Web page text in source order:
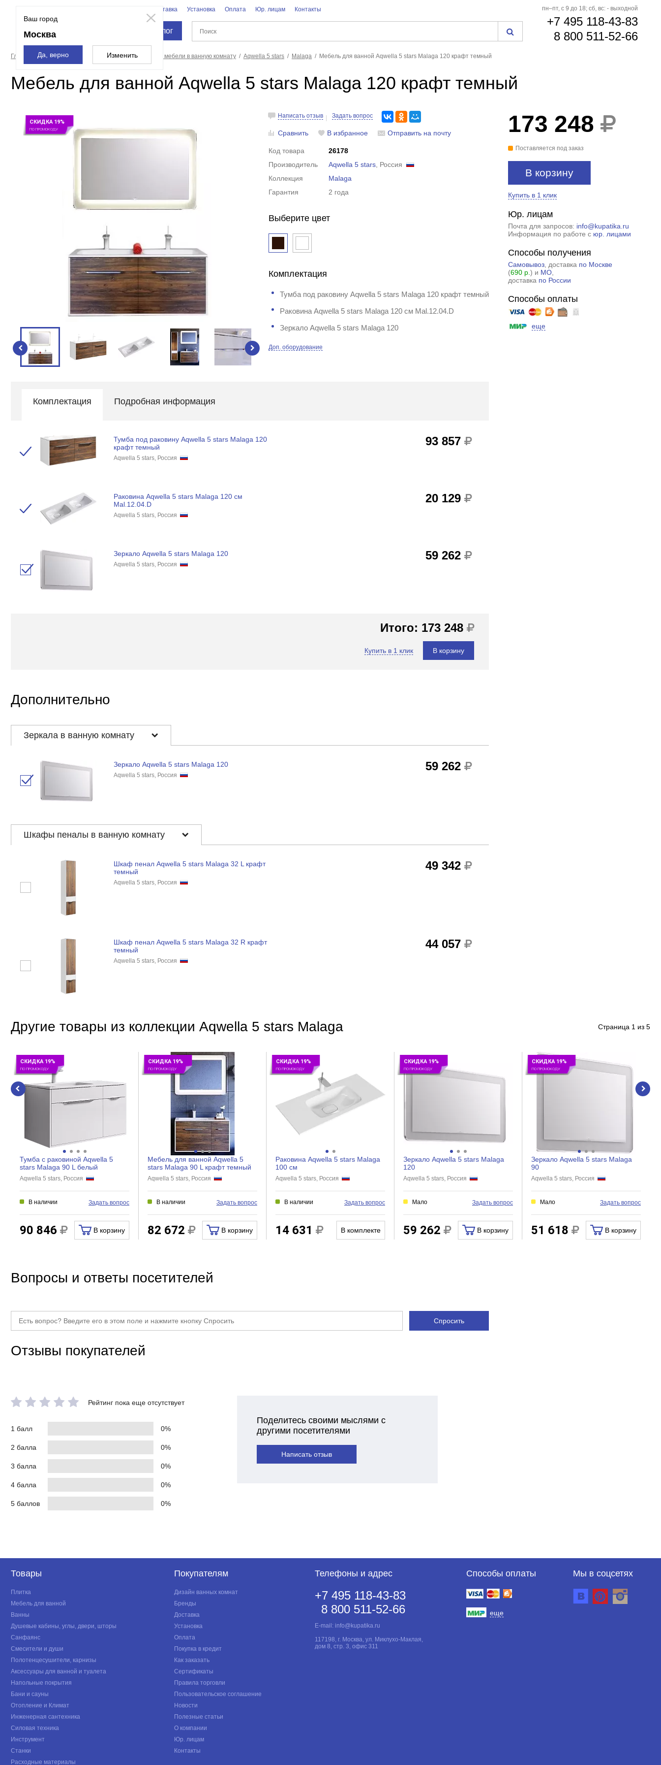
Ваш город
Москва
Да, верно Изменить
Доставка Установка Оплата Юр. лицам Контакты
Каталог
пн–пт, с 9 до 18; сб, вс: - выходной
+7 495 118-43-83
8 800 511-52-66
Главная страница Мебель для ванной Комплекты мебели в ванную комнату Aqwella 5 stars Malaga Мебель для ванной Aqwella 5 stars Malaga 120 крафт темный
Мебель для ванной Aqwella 5 stars Malaga 120 крафт темный
СКИДКА 19%
ПО ПРОМОКОДУ
Написать отзыв Задать вопрос
Сравнить В избранное Отправить на почту
Код товара
26178
Производитель
Aqwella 5 stars , Россия
Коллекция
Malaga
Гарантия
2 года
Выберите цвет
Комплектация
Тумба под раковину Aqwella 5 stars Malaga 120 крафт темный
Раковина Aqwella 5 stars Malaga 120 см Mal.12.04.D
Зеркало Aqwella 5 stars Malaga 120
Доп. оборудование
173 248
Поставляется под заказ
В корзину
Купить в 1 клик
Юр. лицам
Почта для запросов: info@kupatika.ru
Информация по работе с юр. лицами
Способы получения
Самовывоз, доставка по Москве
(690 р. ) и МО,
доставка по России
Способы оплаты
еще
Комплектация Подробная информация
Тумба под раковину Aqwella 5 stars Malaga 120
крафт темный
Aqwella 5 stars, Россия
93 857
Раковина Aqwella 5 stars Malaga 120 см
Mal.12.04.D
Aqwella 5 stars, Россия
20 129
Зеркало Aqwella 5 stars Malaga 120
Aqwella 5 stars, Россия
59 262
Итого: 173 248
Купить в 1 клик В корзину
Дополнительно
Зеркала в ванную комнату
Зеркало Aqwella 5 stars Malaga 120
Aqwella 5 stars, Россия
59 262
Шкафы пеналы в ванную комнату
Шкаф пенал Aqwella 5 stars Malaga 32 L крафт
темный
Aqwella 5 stars, Россия
49 342
Шкаф пенал Aqwella 5 stars Malaga 32 R крафт
темный
Aqwella 5 stars, Россия
44 057
Другие товары из коллекции Aqwella 5 stars Malaga Страница 1 из 5
СКИДКА 19%
ПО ПРОМОКОДУ
Тумба с раковиной Aqwella 5
stars Malaga 90 L белый
Aqwella 5 stars, Россия
В наличии Задать вопрос
90 846 В корзину
СКИДКА 19%
ПО ПРОМОКОДУ
Мебель для ванной Aqwella 5
stars Malaga 90 L крафт темный
Aqwella 5 stars, Россия
В наличии Задать вопрос
82 672 В корзину
СКИДКА 19%
ПО ПРОМОКОДУ
Раковина Aqwella 5 stars Malaga
100 см
Aqwella 5 stars, Россия
В наличии Задать вопрос
14 631 В комплекте
СКИДКА 19%
ПО ПРОМОКОДУ
Зеркало Aqwella 5 stars Malaga
120
Aqwella 5 stars, Россия
Мало Задать вопрос
59 262 В корзину
СКИДКА 19%
ПО ПРОМОКОДУ
Зеркало Aqwella 5 stars Malaga
90
Aqwella 5 stars, Россия
Мало Задать вопрос
51 618 В корзину
Вопросы и ответы посетителей
Спросить
Отзывы покупателей
Рейтинг пока еще отсутствует
1 балл 0%
2 балла 0%
3 балла 0%
4 балла 0%
5 баллов 0%
Поделитесь своими мыслями с
другими посетителями
Написать отзыв
Товары
Плитка
Мебель для ванной
Ванны
Душевые кабины, углы, двери, шторы
Санфаянс
Смесители и души
Полотенцесушители, карнизы
Аксессуары для ванной и туалета
Напольные покрытия
Бани и сауны
Отопление и Климат
Инженерная сантехника
Силовая техника
Инструмент
Станки
Расходные материалы
Покупателям
Дизайн ванных комнат
Бренды
Доставка
Установка
Оплата
Покупка в кредит
Как заказать
Сертификаты
Правила торговли
Пользовательское соглашение
Новости
Полезные статьи
О компании
Юр. лицам
Контакты
Телефоны и адрес
+7 495 118-43-83
8 800 511-52-66
E-mail: info@kupatika.ru
117198, г. Москва, ул. Миклухо-Маклая,
дом 8, стр. 3, офис 311
Способы оплаты
еще
Мы в соцсетях